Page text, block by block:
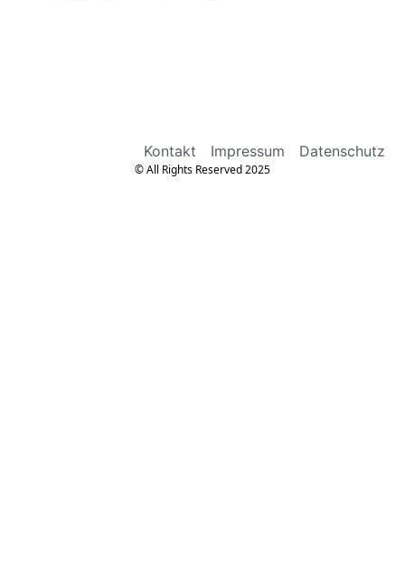
Kontakt Impressum Datenschutz
© All Rights Reserved 2025